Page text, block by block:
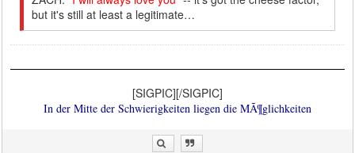
but it's still at least a legitimate…
[SIGPIC][/SIGPIC]
In der Mitte der Schwierigkeiten liegen die MÃ¶glichkeiten